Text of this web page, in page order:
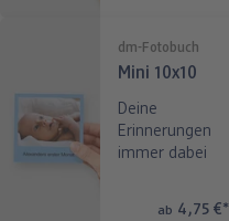
dm-Fotobuch
Mini 10x10
Deine
Erinnerungen
immer dabei
ab 4,75 €*